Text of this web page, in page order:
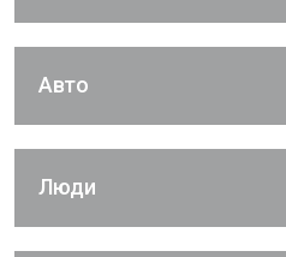
Авто
Люди